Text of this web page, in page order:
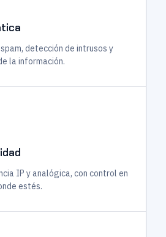
detección de intrusos y
la información.
IP y analógica, con control en
estés.